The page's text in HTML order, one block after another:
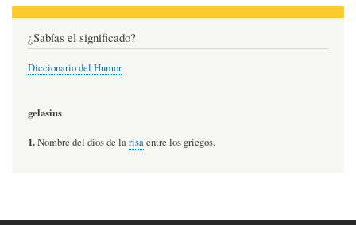
¿Sabías el significado?
Diccionario del Humor
gelasius
1.Nombre del dios de larisaentre los griegos.